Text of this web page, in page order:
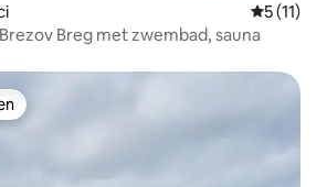
5 (11)
Breg met zwembad, sauna